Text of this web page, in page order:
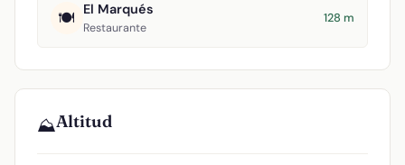
🍽️ El Marqués
Restaurante
128 m
⛰️Altitud